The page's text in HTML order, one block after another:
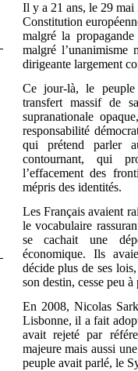
Il y a 21 ans, le 29
Constitution
malgré la
malgré l’unanimisme
dirigeante largement
Ce jour-là, le
transfert massif de
supranationale
responsabilité
qui prétend parler
contournant, qui
l’effacement des
mépris des identités.
Les Français avaient
le vocabulaire
se cachait une
économique. Ils
décide plus de ses
son destin, cesse peu à
En 2008, Nicolas
Lisbonne, il a fait
avait rejeté par
majeure mais aussi
peuple avait parlé, le